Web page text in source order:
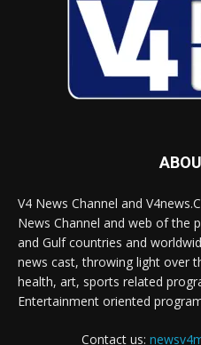
V4 News Channel and
News Channel and web of the
and Gulf countries and
news cast, throwing light over
health, art, sports related
Entertainment oriented
Contact us: